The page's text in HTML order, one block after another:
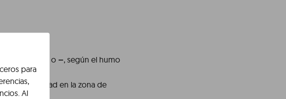
o –, según el humo
más visibilidad en la zona de
para
Al